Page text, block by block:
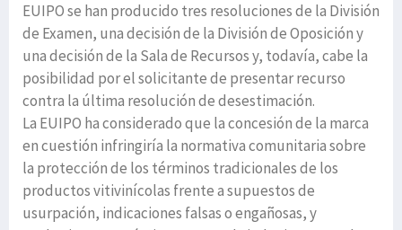
EUIPO se han producido tres resoluciones de la División
de Examen, una decisión de la División de Oposición y
una decisión de la Sala de Recursos y, todavía, cabe la
posibilidad por el solicitante de presentar recurso
contra la última resolución de desestimación.
La EUIPO ha considerado que la concesión de la marca
en cuestión infringiría la normativa comunitaria sobre
la protección de los términos tradicionales de los
productos vitivinícolas frente a supuestos de
usurpación, indicaciones falsas o engañosas, y